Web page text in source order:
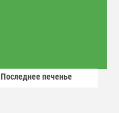
Последнее печенье